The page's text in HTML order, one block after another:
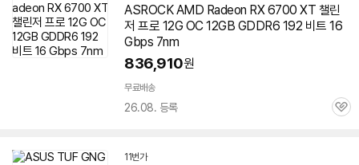
ASROCK AMD Radeon RX 6700 XT 챌린
저 프로 12G OC 12GB GDDR6 192 비트 16
Gbps 7nm
836,910원
무료배송
26.08. 등록
관
11번가